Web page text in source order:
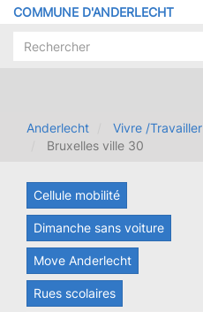
Aller
contenu
COMMUNE D'ANDERLECHT
Anderlecht
Vivre /Travailler
Bruxelles ville 30
Cellule mobilité
Dimanche sans voiture
Move Anderlecht
Rues scolaires